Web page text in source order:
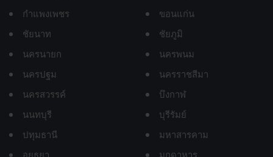
กำแพงเพชร
ชัยนาท
นครนายก
นครปฐม
นครสวรรค์
นนทบุรี
ปทุมธานี
อยุธยา
ขอนแก่น
ชัยภูมิ
นครพนม
นครราชสีมา
บึงกาฬ
บุรีรัมย์
มหาสารคาม
มุกดาหาร